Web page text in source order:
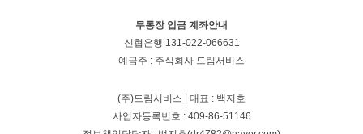
무통장 입금 계좌안내
신협은행 131-022-066631
예금주 : 주식회사 드림서비스
(주)드림서비스 | 대표 : 백지호
사업자등록번호 : 409-86-51146